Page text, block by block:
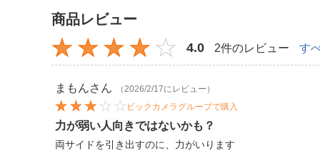
商品レビュー
4.0 2件のレビュー す
まもんさん
（2026/2/17にレビュー）
ビックカメラグループで購入
力が弱い人向きではないかも？
両サイドを引き出すのに、力がいります